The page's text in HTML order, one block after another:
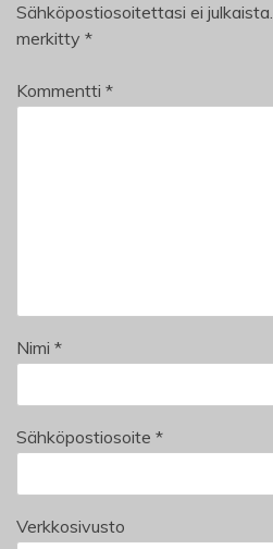
Sähköpostiosoitettasi ei julkaista.
merkitty *
Kommentti *
Nimi *
Sähköpostiosoite *
Verkkosivusto